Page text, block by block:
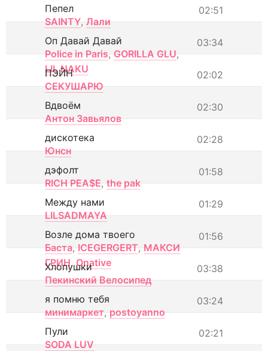
02:51
Пепел
SAINTY, Лали
03:34
Оп Давай Давай
Police in Paris, GORILLA GLU,
LIL NAKU
02:02
ПЭЙН
СЕКУШАРЮ
02:30
Вдвоём
Антон Завьялов
02:28
дискотека
Юнсн
01:58
дэфолт
RICH PEA$E, the pak
01:29
Между нами
LILSADMAYA
01:56
Возле дома твоего
Баста, ICEGERGERT, МАКСИ
ГРИН, Onative 03:38
Хлопушки
Пекинский Велосипед
03:24
я помню тебя
минимаркет, postoyanno
02:21
Пули
SODA LUV